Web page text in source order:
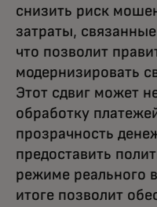
снизить риск
затраты,
что позволит
модернизировать
Этот сдвиг может
обработку
прозрачность
предоставить
режиме реального
итоге позволит